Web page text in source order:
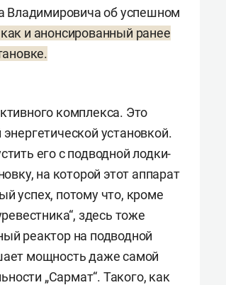
Владимировича об успешном
и анонсированный ранее
комплекса. Это
установкой.
его с подводной лодки-
на которой этот аппарат
успех, потому что, кроме
здесь тоже
реактор на подводной
мощность даже самой
„Сармат“. Такого, как